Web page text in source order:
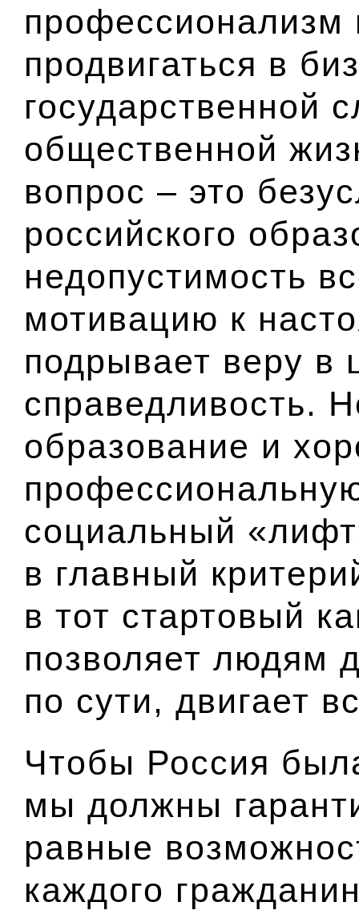
профессионализм
продвигаться в
государственной
общественной
вопрос – это
российского
недопустимость
мотивацию к
подрывает веру в
справедливость.
образование и
социальный
в главный
в тот стартовый
позволяет людям
по сути, двигает
Чтобы Россия
мы должны
равные
каждого